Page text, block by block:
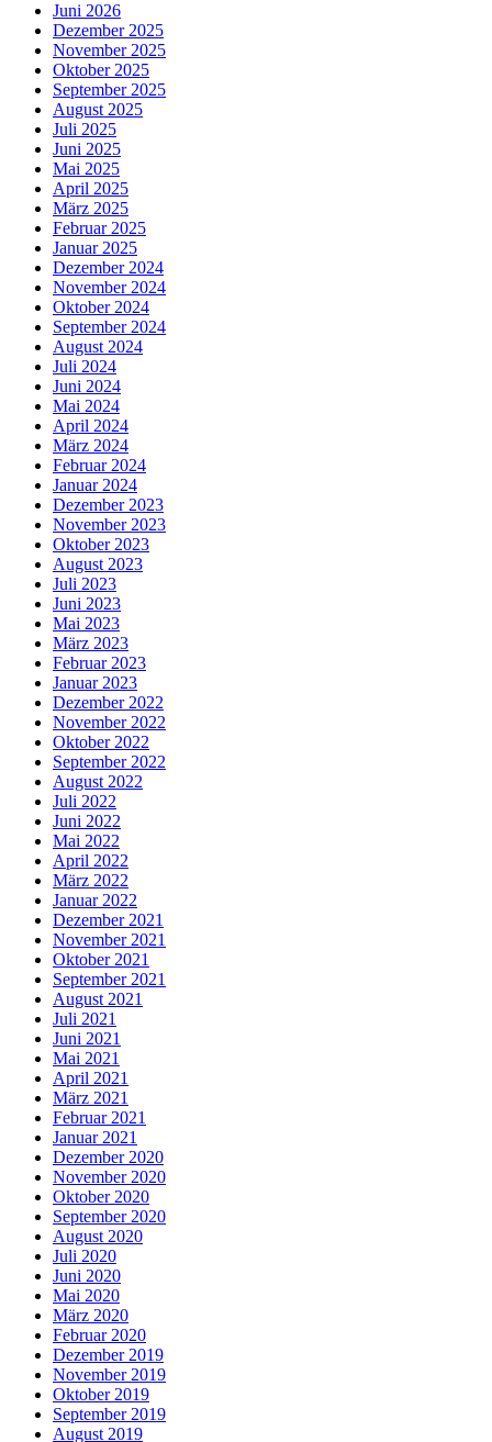
Juni 2026
Dezember 2025
November 2025
Oktober 2025
September 2025
August 2025
Juli 2025
Juni 2025
Mai 2025
April 2025
März 2025
Februar 2025
Januar 2025
Dezember 2024
November 2024
Oktober 2024
September 2024
August 2024
Juli 2024
Juni 2024
Mai 2024
April 2024
März 2024
Februar 2024
Januar 2024
Dezember 2023
November 2023
Oktober 2023
August 2023
Juli 2023
Juni 2023
Mai 2023
März 2023
Februar 2023
Januar 2023
Dezember 2022
November 2022
Oktober 2022
September 2022
August 2022
Juli 2022
Juni 2022
Mai 2022
April 2022
März 2022
Januar 2022
Dezember 2021
November 2021
Oktober 2021
September 2021
August 2021
Juli 2021
Juni 2021
Mai 2021
April 2021
März 2021
Februar 2021
Januar 2021
Dezember 2020
November 2020
Oktober 2020
September 2020
August 2020
Juli 2020
Juni 2020
Mai 2020
März 2020
Februar 2020
Dezember 2019
November 2019
Oktober 2019
September 2019
August 2019